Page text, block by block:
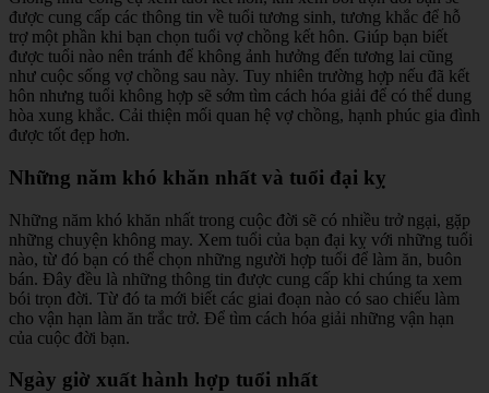
được cung cấp các thông tin về tuổi tương sinh, tương khắc để hỗ
trợ một phần khi bạn chọn tuổi vợ chồng kết hôn. Giúp bạn biết
được tuổi nào nên tránh để không ảnh hưởng đến tương lai cũng
như cuộc sống vợ chồng sau này. Tuy nhiên trường hợp nếu đã kết
hôn nhưng tuổi không hợp sẽ sớm tìm cách hóa giải để có thể dung
hòa xung khắc. Cải thiện mối quan hệ vợ chồng, hạnh phúc gia đình
được tốt đẹp hơn.
Những năm khó khăn nhất và tuổi đại kỵ
Những năm khó khăn nhất trong cuộc đời sẽ có nhiều trở ngại, gặp
những chuyện không may. Xem tuổi của bạn đại kỵ với những tuổi
nào, từ đó bạn có thể chọn những người hợp tuổi để làm ăn, buôn
bán. Đây đều là những thông tin được cung cấp khi chúng ta xem
bói trọn đời. Từ đó ta mới biết các giai đoạn nào có sao chiếu làm
cho vận hạn làm ăn trắc trở. Để tìm cách hóa giải những vận hạn
của cuộc đời bạn.
Ngày giờ xuất hành hợp tuổi nhất